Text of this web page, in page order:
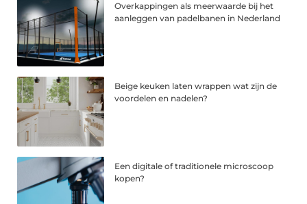
Overkappingen als meerwaarde bij het
aanleggen van padelbanen in Nederland
Beige keuken laten wrappen wat zijn de
voordelen en nadelen?
Een digitale of traditionele microscoop
kopen?